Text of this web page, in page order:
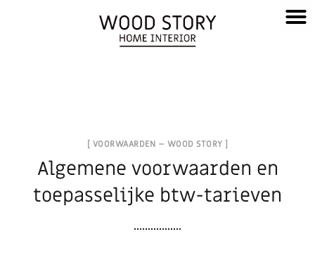
[ VOORWAARDEN – WOOD STORY ]
Algemene voorwaarden en
toepasselijke btw-tarieven